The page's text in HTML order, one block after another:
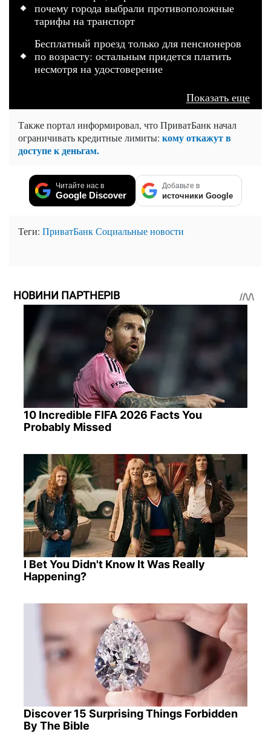
почему города выбрали противоположные
тарифы на транспорт
Бесплатный проезд только для пенсионеров
по возрасту: остальным придется платить
несмотря на удостоверение
Показать еще
Также портал информировал, что ПриватБанк начал
ограничивать кредитные лимиты: кому откажут в
доступе к деньгам.
Читайте нас в
Google Discover
Добавьте в
источники Google
Теги: ПриватБанкСоциальные новости
НОВИНИ ПАРТНЕРІВ
10 Incredible FIFA 2026 Facts You
Probably Missed
I Bet You Didn't Know It Was Really
Happening?
Discover 15 Surprising Things Forbidden
By The Bible